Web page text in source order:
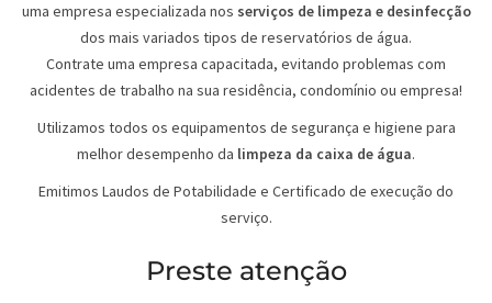
uma empresa especializada nos serviços de limpeza e desinfecção
dos mais variados tipos de reservatórios de água.
Contrate uma empresa capacitada, evitando problemas com
acidentes de trabalho na sua residência, condomínio ou empresa!
Utilizamos todos os equipamentos de segurança e higiene para
melhor desempenho da limpeza da caixa de água.
Emitimos Laudos de Potabilidade e Certificado de execução do
serviço.
Preste atenção